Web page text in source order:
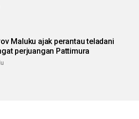
Maluku ajak perantau teladani
perjuangan Pattimura